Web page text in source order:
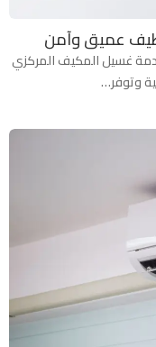
عميق وآمن
غسيل المكيف المركزي
وتوفر…